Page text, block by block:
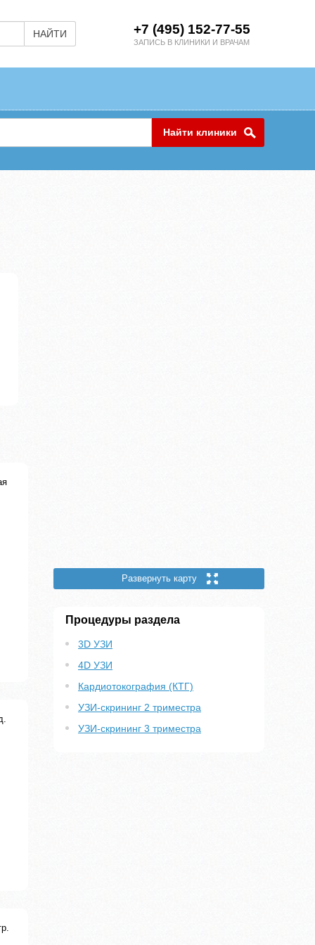
НАЙТИ +7 (495) 152-77-55
ЗАПИСЬ В КЛИНИКИ И ВРАЧАМ
Найти клиники
Развернуть карту
Процедуры раздела
3D УЗИ
4D УЗИ
Кардиотокография (КТГ)
УЗИ-скрининг 2 триместра
УЗИ-скрининг 3 триместра